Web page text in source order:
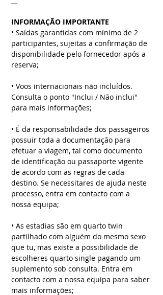
INFORMAÇÃO IMPORTANTE
• ⁠Saídas garantidas com mínimo de 2
participantes, sujeitas a confirmação de
disponibilidade pelo fornecedor após a
reserva;
• Voos internacionais não incluídos.
Consulta o ponto "Inclui / Não inclui"
para mais informações;
• É da responsabilidade dos passageiros
possuir toda a documentação para
efetuar a viagem, tal como documento
de identificação ou passaporte vigente
de acordo com as regras de cada
destino. Se necessitares de ajuda neste
processo, entra em contacto com a
nossa equipa;
• As estadias são em quarto twin
partilhado com alguém do mesmo sexo
que tu, mas existe a possibilidade de
escolheres quarto single pagando um
suplemento sob consulta. Entra em
contacto com a nossa equipa para saber
mais informações;